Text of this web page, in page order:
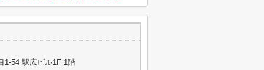
1-54 駅広ビル1F 1階